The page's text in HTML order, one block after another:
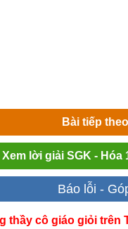
Bài tiếp theo
Xem lời giải SGK - Hóa
Báo lỗi -
thầy cô giáo giỏi trên